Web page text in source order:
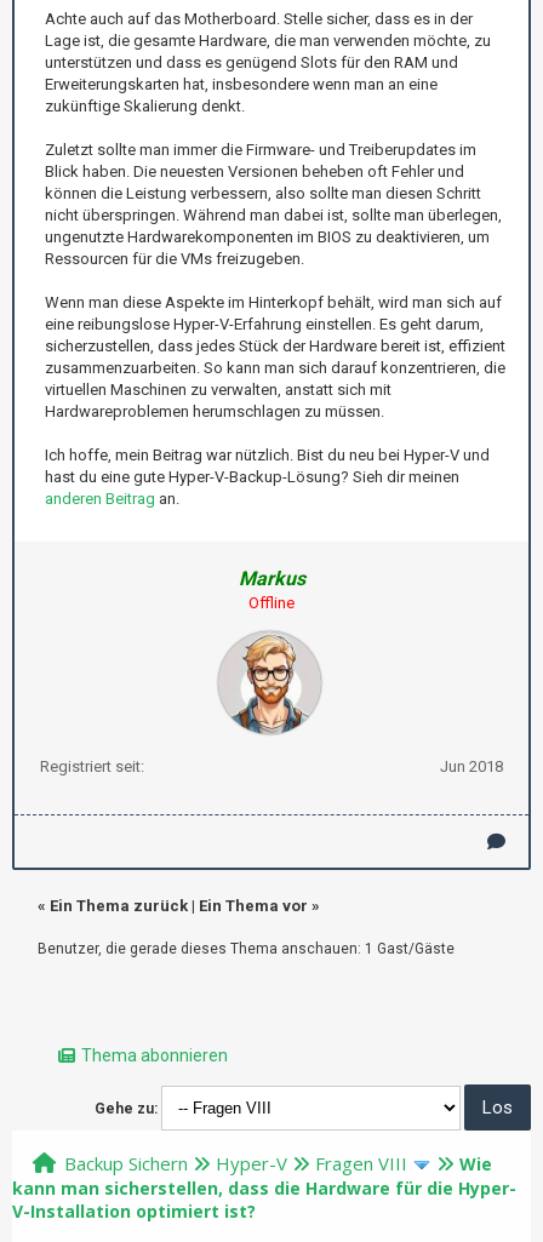
Achte auch auf das Motherboard. Stelle sicher, dass es in der
Lage ist, die gesamte Hardware, die man verwenden möchte, zu
unterstützen und dass es genügend Slots für den RAM und
Erweiterungskarten hat, insbesondere wenn man an eine
zukünftige Skalierung denkt.
Zuletzt sollte man immer die Firmware- und Treiberupdates im
Blick haben. Die neuesten Versionen beheben oft Fehler und
können die Leistung verbessern, also sollte man diesen Schritt
nicht überspringen. Während man dabei ist, sollte man überlegen,
ungenutzte Hardwarekomponenten im BIOS zu deaktivieren, um
Ressourcen für die VMs freizugeben.
Wenn man diese Aspekte im Hinterkopf behält, wird man sich auf
eine reibungslose Hyper-V-Erfahrung einstellen. Es geht darum,
sicherzustellen, dass jedes Stück der Hardware bereit ist, effizient
zusammenzuarbeiten. So kann man sich darauf konzentrieren, die
virtuellen Maschinen zu verwalten, anstatt sich mit
Hardwareproblemen herumschlagen zu müssen.
Ich hoffe, mein Beitrag war nützlich. Bist du neu bei Hyper-V und
hast du eine gute Hyper-V-Backup-Lösung? Sieh dir meinen
anderen Beitrag an.
Markus
Offline
Registriert seit: Jun 2018
« Ein Thema zurück | Ein Thema vor »
Benutzer, die gerade dieses Thema anschauen: 1 Gast/Gäste
Thema abonnieren
Gehe zu:
Backup Sichern Hyper-V Fragen VIII
Wie
kann man sicherstellen, dass die Hardware für die Hyper-
V-Installation optimiert ist?